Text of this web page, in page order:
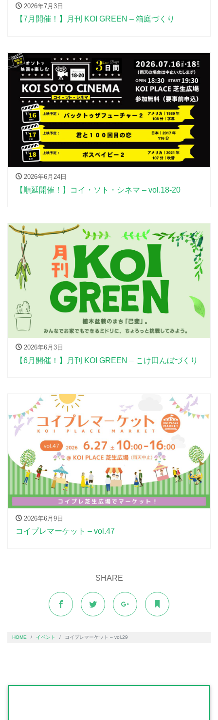
2026年7月3日
【7月開催！】月刊 KOI GREEN – 箱庭づくり
2026年6月24日
【順延開催！】コイ・ソト・シネマ – vol.18-20
2026年6月3日
【6月開催！】月刊 KOI GREEN – こけ田んぼづくり
2026年6月9日
コイプレマーケット – vol.47
SHARE
HOME イベント コイプレマーケット – vol.29